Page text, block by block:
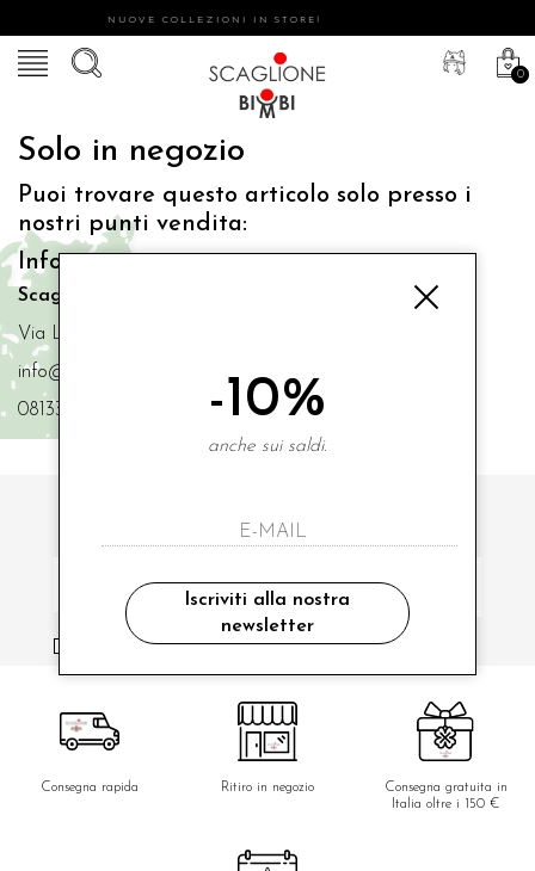
NUOVE COLLEZIONI IN STORE!
0
Solo in negozio
Puoi trovare questo articolo solo presso i
nostri punti vendita:
Info contatti
Scaglione Bimbi di Iacono Maria Angela
Via Luigi Mazzella,73 80077 Ischia
info@scaglionebimbi.com
0813331162
ISCRIVITI ALLA NOSTRA NEWSLETTER
ho letto ed accettato le condizioni sulla privacy.
Consegna rapida Ritiro in negozio
Consegna gratuita in
Italia oltre i 150 €
-10%
anche sui saldi.
Iscriviti alla nostra
newsletter